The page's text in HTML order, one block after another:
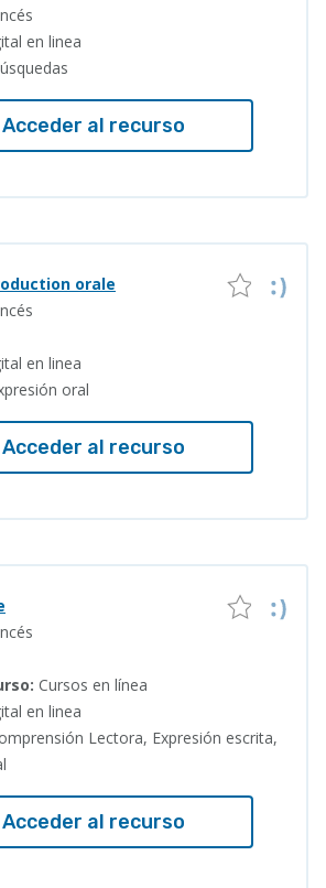
en linea
Acceder al recurso
orale
en linea
oral
Acceder al recurso
Cursos en línea
en linea
Lectora, Expresión escrita,
Acceder al recurso